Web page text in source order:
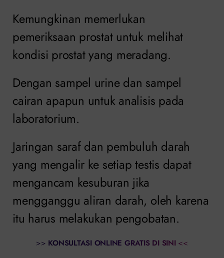
Kemungkinan memerlukan
pemeriksaan prostat untuk melihat
kondisi prostat yang meradang.
Dengan sampel urine dan sampel
cairan apapun untuk analisis pada
laboratorium.
Jaringan saraf dan pembuluh darah
yang mengalir ke setiap testis dapat
mengancam kesuburan jika
mengganggu aliran darah, oleh karena
itu harus melakukan pengobatan.
>> KONSULTASI ONLINE GRATIS DI SINI <<